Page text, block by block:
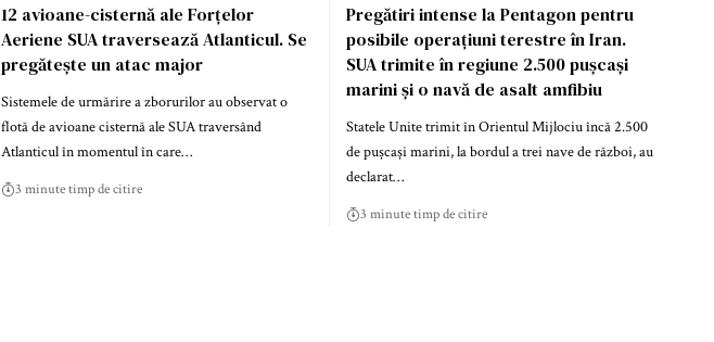
12 avioane-cisternă ale Forțelor
Aeriene SUA traversează Atlanticul. Se
pregătește un atac major
Sistemele de urmărire a zborurilor au observat o
flotă de avioane cisternă ale SUA traversând
Atlanticul în momentul în care…
3 minute timp de citire
Pregătiri intense la Pentagon pentru
posibile operațiuni terestre în Iran.
SUA trimite în regiune 2.500 pușcași
marini și o navă de asalt amfibiu
Statele Unite trimit în Orientul Mijlociu încă 2.500
de pușcași marini, la bordul a trei nave de război, au
declarat…
3 minute timp de citire